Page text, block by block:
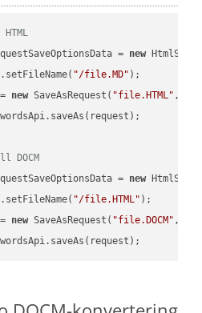
= new
"/file.MD" );
new SaveAsRequest( "file.HTML"
= new
"/file.HTML" );
new SaveAsRequest( "file.DOCM"